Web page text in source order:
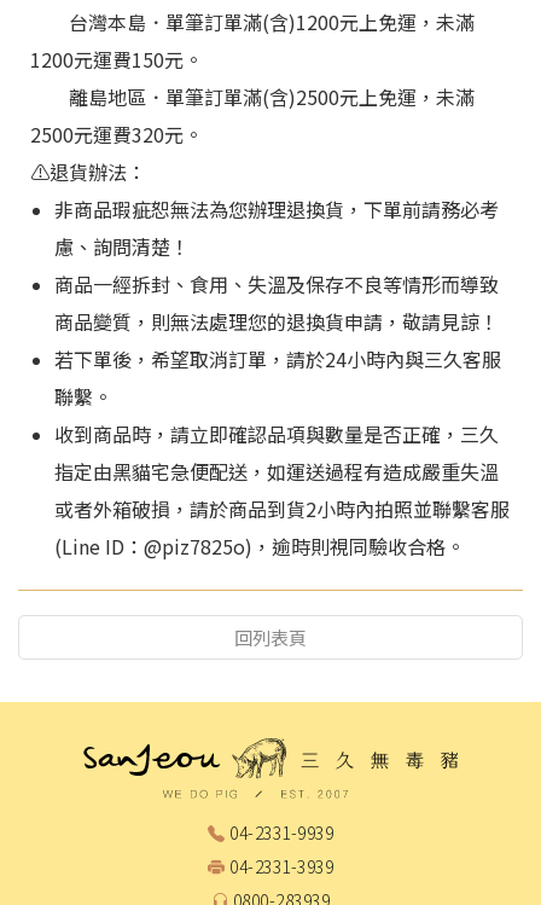
台灣本島 ． 單筆訂單滿(含)1200元上免運，未滿
1200元運費150元。
離島地區 ． 單筆訂單滿(含)2500元上免運，未滿
2500元運費320元。
⚠️退貨辦法：
非商品瑕疵恕無法為您辦理退換貨，下單前請務必考
慮、詢問清楚！
商品一經拆封、食用、失溫及保存不良等情形而導致
商品變質，則無法處理您的退換貨申請，敬請見諒！
若下單後，希望取消訂單，請於24小時內與三久客服
聯繫。
收到商品時，請立即確認品項與數量是否正確，三久
指定由黑貓宅急便配送，如運送過程有造成嚴重失溫
或者外箱破損，請於商品到貨2小時內拍照並聯繫客服
(Line ID：@piz7825o)，逾時則視同驗收合格。
回列表頁
04-2331-9939
04-2331-3939